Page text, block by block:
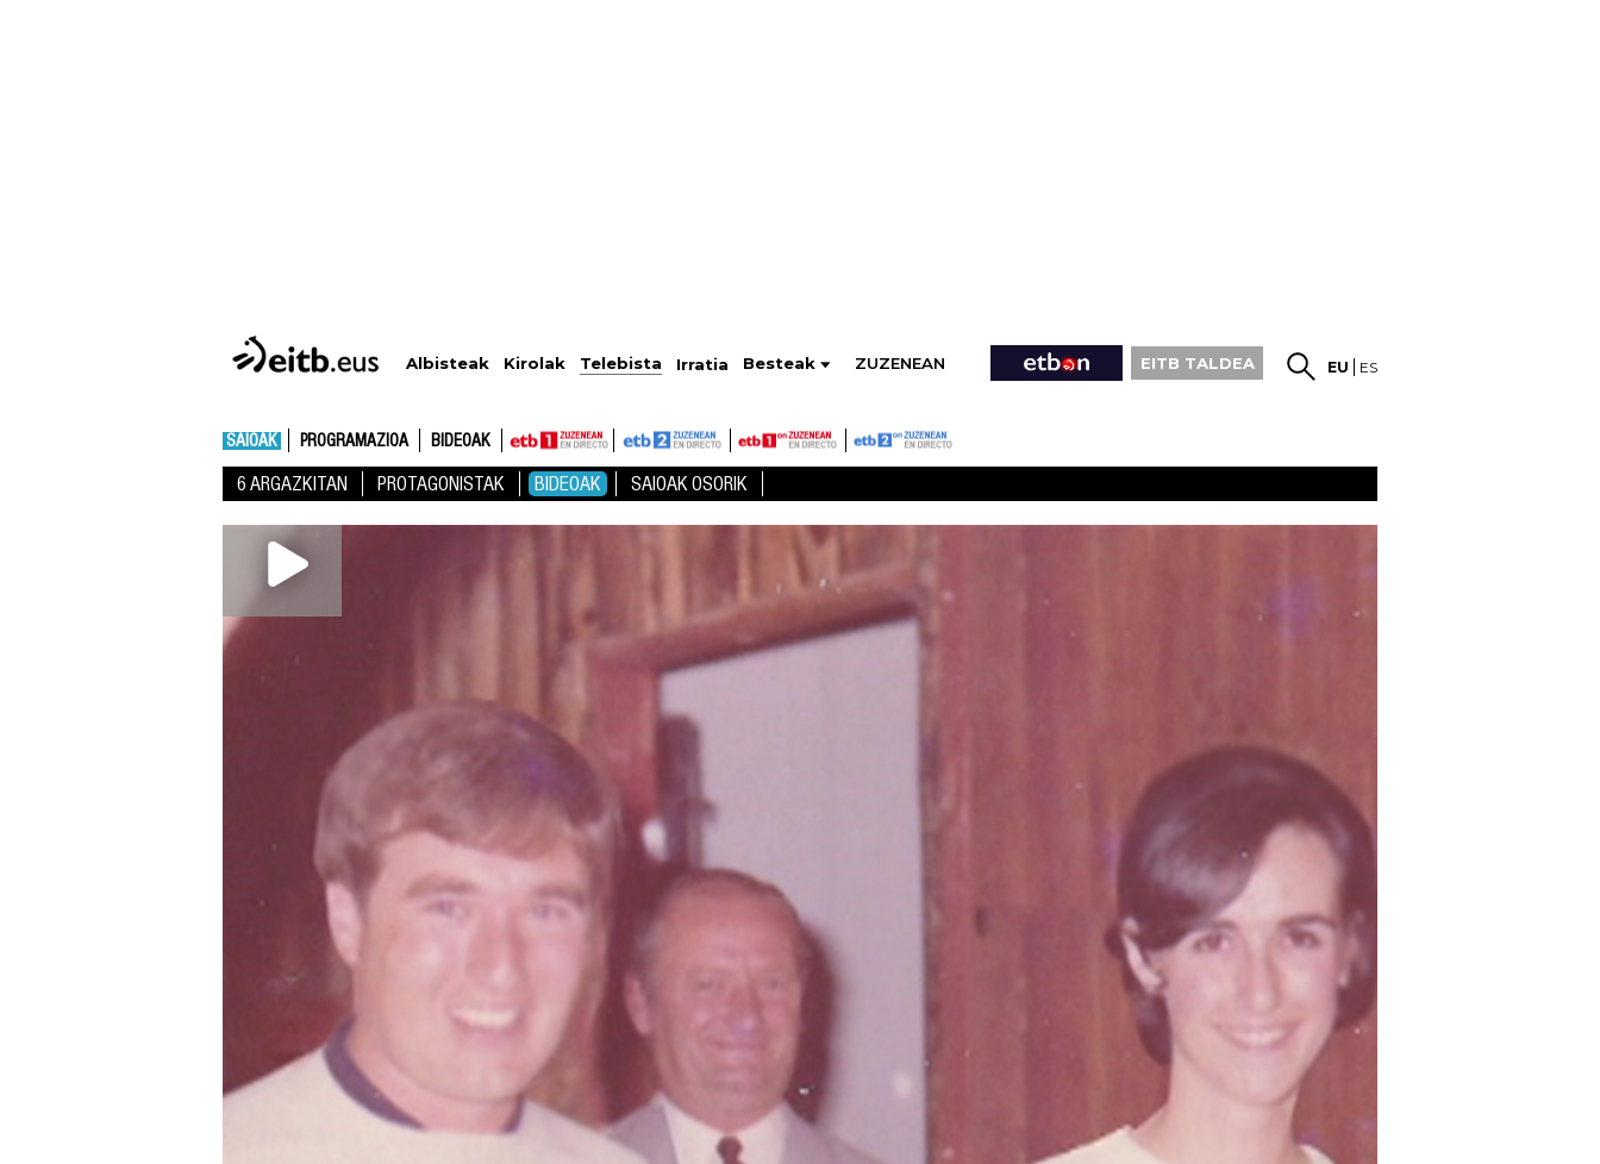
Albisteak Kirolak Telebista Irratia Besteak ZUZENEAN EITB TALDEA EU ES
SAIOAK PROGRAMAZIOA BIDEOAK
6 ARGAZKITAN PROTAGONISTAK BIDEOAK SAIOAK OSORIK